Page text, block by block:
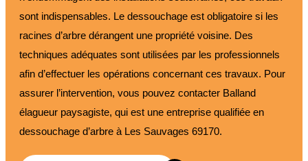
sont indispensables. Le dessouchage est obligatoire si les
racines d’arbre dérangent une propriété voisine. Des
techniques adéquates sont utilisées par les professionnels
afin d’effectuer les opérations concernant ces travaux. Pour
assurer l’intervention, vous pouvez contacter Balland
élagueur paysagiste, qui est une entreprise qualifiée en
dessouchage d’arbre à Les Sauvages 69170.